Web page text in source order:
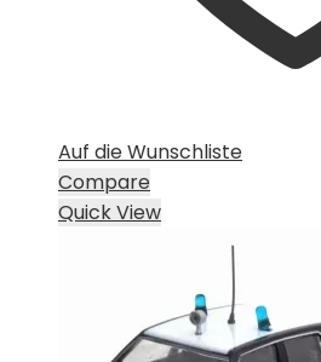
Auf die Wunschliste
Compare
Quick View